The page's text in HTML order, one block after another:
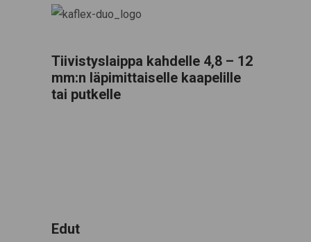
Tiivistyslaippa kahdelle 4,8 – 12
mm:n läpimittaiselle kaapelille
tai putkelle
Edut